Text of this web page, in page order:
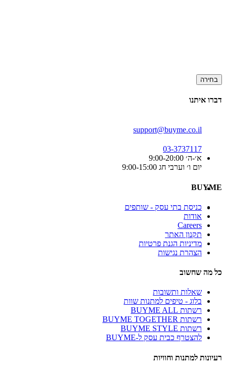
בחירה
דברו איתנו
support@buyme.co.il
03-3737117
א׳-ה׳ 9:00-20:00
יום ו׳ וערבי חג 9:00-15:00
BUYME
כניסת בתי עסק - שותפים
אודות
Careers
תקנון האתר
מדיניות הגנת פרטיות
הצהרת נגישות
כל מה שחשוב
שאלות ותשובות
בלוג - טיפים למתנות שוות
רשתות BUYME ALL
רשתות BUYME TOGETHER
רשתות BUYME STYLE
להצטרף כבית עסק ל-BUYME
רעיונות למתנות וחוויות